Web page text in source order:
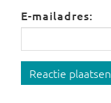
E-mailadres:
Reactie plaatsen